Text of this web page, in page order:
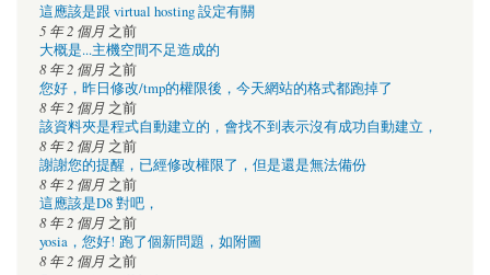
這應該是跟 virtual hosting 設定有關
5 年 2 個月 之前
大概是...主機空間不足造成的
8 年 2 個月 之前
您好，昨日修改/tmp的權限後，今天網站的格式都跑掉了
8 年 2 個月 之前
該資料夾是程式自動建立的，會找不到表示沒有成功自動建立，
8 年 2 個月 之前
謝謝您的提醒，已經修改權限了，但是還是無法備份
8 年 2 個月 之前
這應該是D8 對吧，
8 年 2 個月 之前
yosia，您好! 跑了個新問題，如附圖
8 年 2 個月 之前